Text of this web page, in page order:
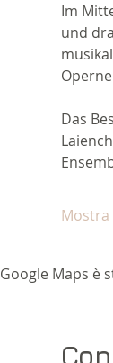
Im
und
Das
Mostra
Google Maps è